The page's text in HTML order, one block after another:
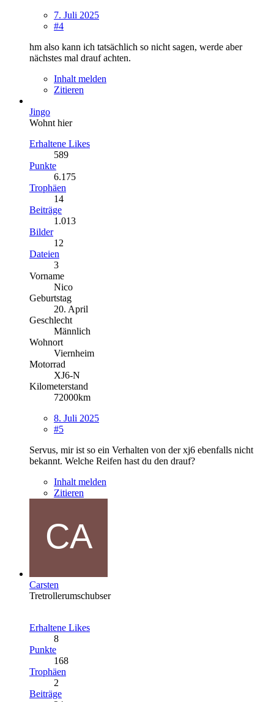
7. Juli 2025
#4
hm also kann ich tatsächlich so nicht sagen, werde aber
nächstes mal drauf achten.
Inhalt melden
Zitieren
Jingo
Wohnt hier
Erhaltene Likes
589
Punkte
6.175
Trophäen
14
Beiträge
1.013
Bilder
12
Dateien
3
Vorname
Nico
Geburtstag
20. April
Geschlecht
Männlich
Wohnort
Viernheim
Motorrad
XJ6-N
Kilometerstand
72000km
8. Juli 2025
#5
Servus, mir ist so ein Verhalten von der xj6 ebenfalls nicht
bekannt. Welche Reifen hast du den drauf?
Inhalt melden
Zitieren
Carsten
Tretrollerumschubser
Erhaltene Likes
8
Punkte
168
Trophäen
2
Beiträge